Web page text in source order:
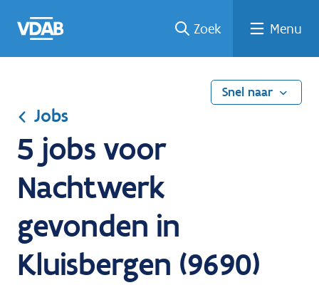
naar
een
een
job
naar
Zoek Menu
Snel naar
Jobs
5 jobs voor
Nachtwerk
gevonden in
Kluisbergen (9690)